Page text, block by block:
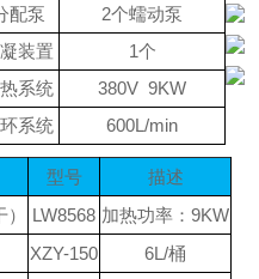
配泵
2个蠕动泵
装置
1个
系统
380V 9KW
系统 600L/min
型号
描述
LW8568 加热功率： 9KW
XZY-150
6L/桶